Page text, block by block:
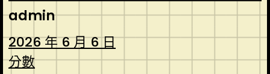
admin
2026 年 6 月 6 日
分數